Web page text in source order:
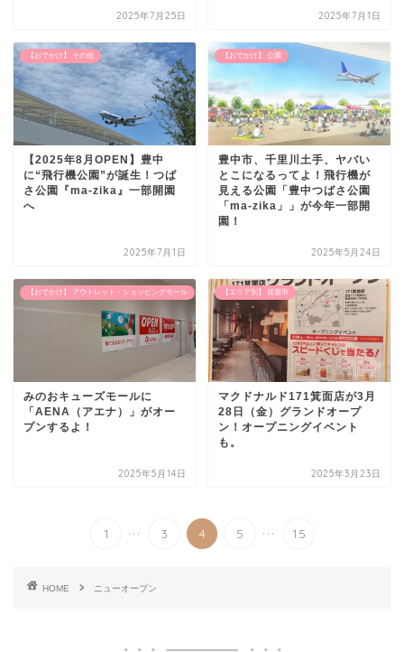
2025年7月25日 2025年7月1日
【おでかけ】 その他
【2025年8月OPEN】豊中
に“飛行機公園”が誕生！つば
さ公園『ma-zika』一部開園
へ
2025年7月1日
【おでかけ】 公園
豊中市、千里川土手、ヤバい
とこになるってよ！飛行機が
見える公園「豊中つばさ公園
「ma-zika」」が今年一部開
園！
2025年5月24日
【おでかけ】 アウトレット・ショッピングモール
みのおキューズモールに
「AENA（アエナ）」がオー
プンするよ！
2025年5月14日
【エリア別】 箕面市
マクドナルド171箕面店が3月
28日（金）グランドオープ
ン！オープニングイベント
も。
2025年3月23日
1 ... 3 4 5 ... 15
HOME ニューオープン